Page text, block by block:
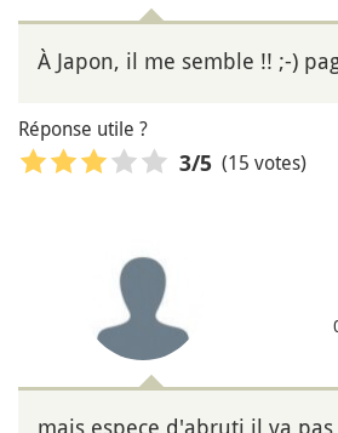
À Japon, il me semble !! ;-)
Réponse utile ?
3/5 (15 votes)